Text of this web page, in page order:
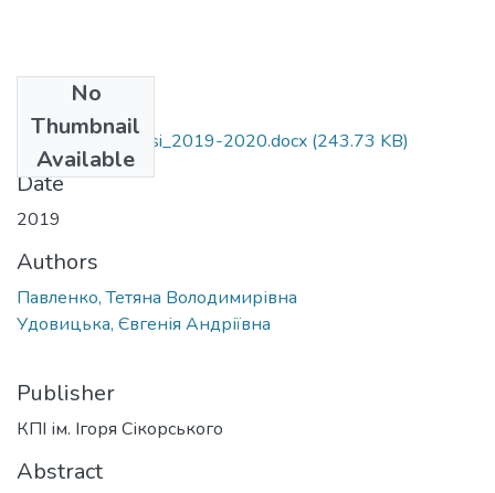
No
Thumbnail
Available
RNP_Rynok_pratsi_2019-2020.docx (243.73 KB)
Date
2019
Authors
Павленко, Тетяна Володимирівна
Удовицька, Євгенія Андріївна
Publisher
КПІ ім. Ігоря Сікорського
Abstract